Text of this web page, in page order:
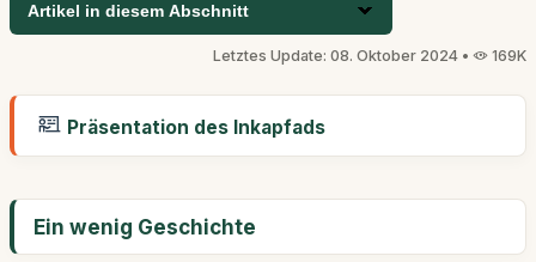
Artikel in diesem Abschnitt
Letztes Update: 08. Oktober 2024 • 169K
Präsentation des Inkapfads
Ein wenig Geschichte